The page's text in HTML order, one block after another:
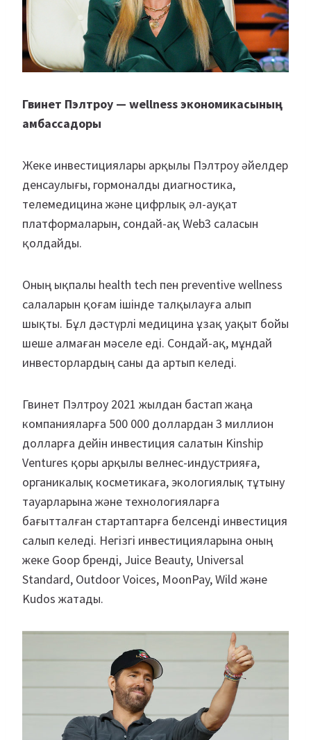
Гвинет Пэлтроу — wellness экономикасының
амбассадоры
Жеке инвестициялары арқылы Пэлтроу әйелдер
денсаулығы, гормоналды диагностика,
телемедицина және цифрлық әл-ауқат
платформаларын, сондай-ақ Web3 саласын
қолдайды.
Оның ықпалы health tech пен preventive wellness
салаларын қоғам ішінде талқылауға алып
шықты. Бұл дәстүрлі медицина ұзақ уақыт бойы
шеше алмаған мәселе еді. Сондай-ақ, мұндай
инвесторлардың саны да артып келеді.
Гвинет Пэлтроу 2021 жылдан бастап жаңа
компанияларға 500 000 доллардан 3 миллион
долларға дейін инвестиция салатын Kinship
Ventures қоры арқылы велнес-индустрияға,
органикалық косметикаға, экологиялық тұтыну
тауарларына және технологияларға
бағытталған стартаптарға белсенді инвестиция
салып келеді. Негізгі инвестицияларына оның
жеке Goop бренді, Juice Beauty, Universal
Standard, Outdoor Voices, MoonPay, Wild және
Kudos жатады.